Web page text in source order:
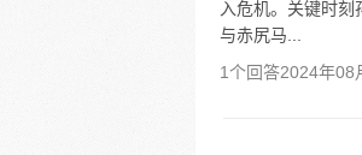
入危机。关键时
与赤尻马...
1个回答2024年08